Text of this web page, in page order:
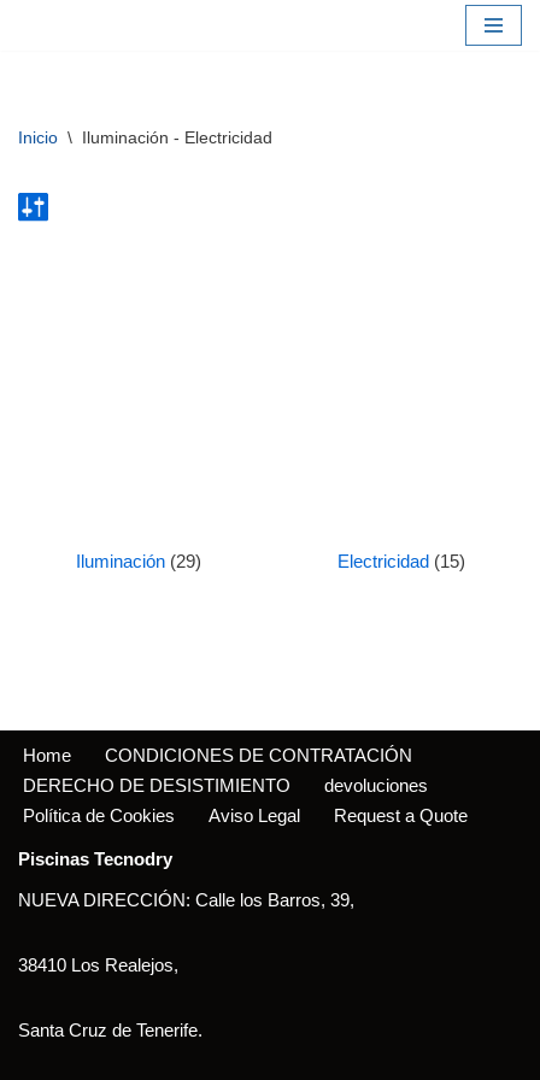
Inicio \ Iluminación - Electricidad
Iluminación (29) Electricidad (15)
Home
CONDICIONES DE CONTRATACIÓN
DERECHO DE DESISTIMIENTO
devoluciones
Política de Cookies
Aviso Legal Request a Quote
Piscinas Tecnodry
NUEVA DIRECCIÓN: Calle los Barros, 39,
38410 Los Realejos,
Santa Cruz de Tenerife.